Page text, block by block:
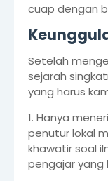
cuap dengan
Setelah
sejarah
yang harus
1. Hanya
penutur lokal
khawatir soal
pengajar yang